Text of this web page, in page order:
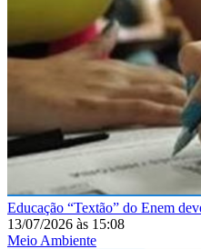
Educação “Textão” do Enem
13/07/2026 às 15:08
Meio Ambiente